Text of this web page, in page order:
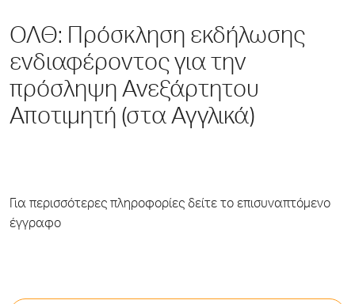
ΟΛΘ: Πρόσκληση εκδήλωσης
ενδιαφέροντος για την
πρόσληψη Ανεξάρτητου
Αποτιμητή (στα Αγγλικά)
Για περισσότερες πληροφορίες δείτε το επισυναπτόμενο
έγγραφο